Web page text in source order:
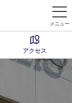
メニュー
アクセス